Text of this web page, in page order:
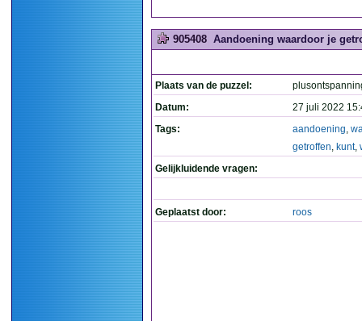
905408 Aandoening waardoor je
Plaats van de puzzel:
Datum:
27 juli 2022
Tags:
aandoening,
getroffen, kunt,
Gelijkluidende vragen:
Geplaatst door: roos